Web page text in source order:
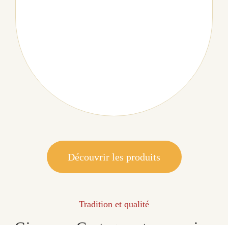
Découvrir les produits
Tradition et qualité